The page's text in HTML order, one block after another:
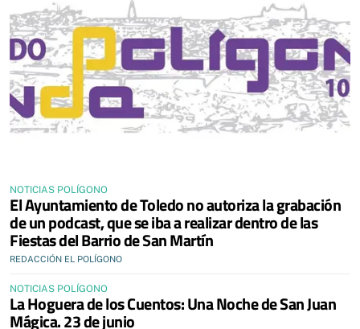
NOTICIAS POLÍGONO
El Ayuntamiento de Toledo no autoriza la grabación
de un podcast, que se iba a realizar dentro de las
Fiestas del Barrio de San Martín
REDACCIÓN EL POLÍGONO
NOTICIAS POLÍGONO
La Hoguera de los Cuentos: Una Noche de San Juan
Mágica. 23 de junio